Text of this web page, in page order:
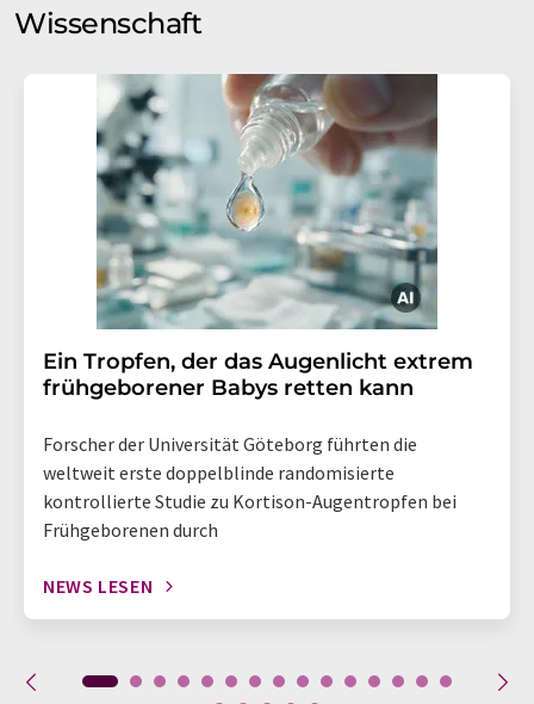
Wissenschaft
Ein Tropfen, der das Augenlicht extrem
frühgeborener Babys retten kann
Forscher der Universität Göteborg führten die
weltweit erste doppelblinde randomisierte
kontrollierte Studie zu Kortison-Augentropfen bei
Frühgeborenen durch
NEWS LESEN